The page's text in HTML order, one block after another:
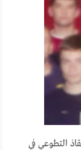
التطوعي في